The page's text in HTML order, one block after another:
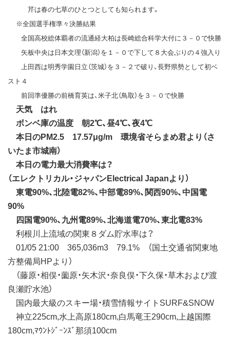
芹は春の七草のひとつとしても知られます。
※全国選手権準々決勝結果
全国高校総体覇者の流通経大柏は長崎総合科学大付に３－０で快勝
矢板中央は日本文理（新潟）を１－０で下して８大会ぶりの４強入り
上田西は明秀学園日立（茨城）を３－２で破り、長野県勢として初ベ
スト４
前回準優勝の前橋育英は、米子北（鳥取）を３－０で快勝
天気 はれ
ボンベ庫の温度 朝2℃、昼4℃、夜4℃
本日のPM2.5 17.57μg/m 環境省そらまめ君より（さ
いたま市城南）
本日の電力最大消費率は？
（エレクトリカル・ジャパンElectrical Japanより）
東電90%、北陸電82%、中部電89%、関西90%、中国電
90%
四国電90%、九州電89%、北海道電70%、東北電83%
利根川上流域の関東８ダム貯水率は？
01/05 21:00 365,036m3 79.1% （国土交通省関東地
方整備局HPより）
（藤原・相俣・薗原・矢木沢・奈良俣・下久保・草木および渡
良瀬貯水池）
国内最大級のスキー場・積雪情報サイトSURF&SNOW
神立225cm,水上高原180cm,白馬竜王290cm,上越国際
180cm,ﾏｳﾝﾄｼﾞｰﾝｽﾞ那須100cm